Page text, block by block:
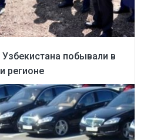
побывали в
регионе